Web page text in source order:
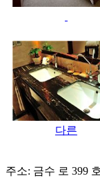
다른
주소: 금수 로 399